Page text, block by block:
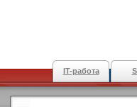
IT-работа